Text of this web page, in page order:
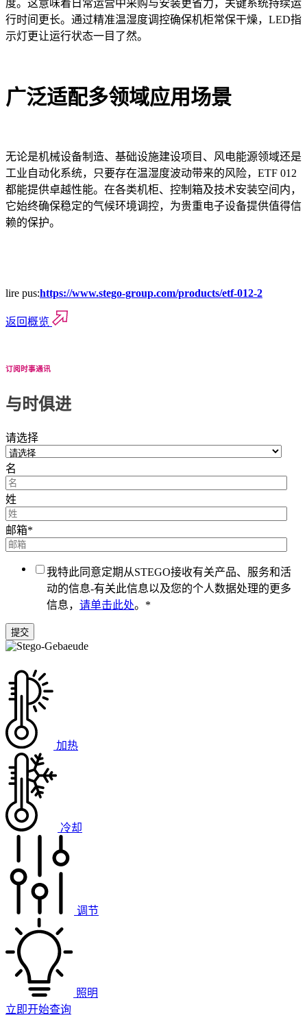
度。这意味着日常运营中采购与安装更省力，关键系统持续运
行时间更长。通过精准温湿度调控确保机柜常保干燥，LED指
示灯更让运行状态一目了然。
广泛适配多领域应用场景
无论是机械设备制造、基础设施建设项目、风电能源领域还是
工业自动化系统，只要存在温湿度波动带来的风险，ETF 012
都能提供卓越性能。在各类机柜、控制箱及技术安装空间内，
它始终确保稳定的气候环境调控，为贵重电子设备提供值得信
赖的保护。
lire pus:https://www.stego-group.com/products/etf-012-2
返回概览
订阅时事通讯
与时俱进
请选择
名
姓
邮箱*
我特此同意定期从STEGO接收有关产品、服务和活
动的信息-有关此信息以及您的个人数据处理的更多
信息， 请单击此处。 *
加热
冷却
调节
照明
立即开始查询